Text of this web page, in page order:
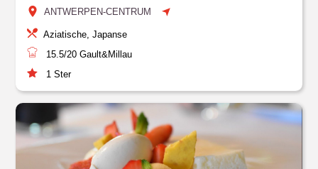
ANTWERPEN-CENTRUM
Aziatische, Japanse
15.5/20 Gault&Millau
1 Ster